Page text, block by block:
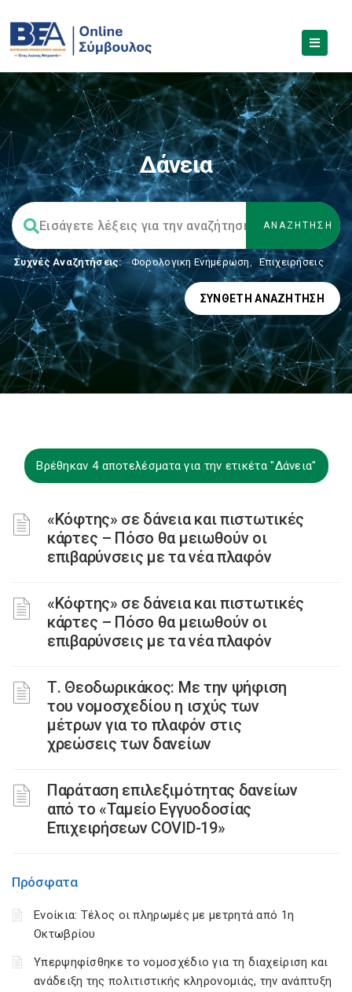
Δάνεια
Συχνές Αναζητήσεις: Φορολογικη Ενημέρωση, Επιχειρήσεις
ΣΎΝΘΕΤΗ ΑΝΑΖΉΤΗΣΗ
Βρέθηκαν 4 αποτελέσματα για την ετικέτα "Δάνεια"
«Κόφτης» σε δάνεια και πιστωτικές
κάρτες – Πόσο θα μειωθούν οι
επιβαρύνσεις με τα νέα πλαφόν
«Κόφτης» σε δάνεια και πιστωτικές
κάρτες – Πόσο θα μειωθούν οι
επιβαρύνσεις με τα νέα πλαφόν
Τ. Θεοδωρικάκος: Με την ψήφιση
του νομοσχεδίου η ισχύς των
μέτρων για το πλαφόν στις
χρεώσεις των δανείων
Παράταση επιλεξιμότητας δανείων
από το «Ταμείο Εγγυοδοσίας
Επιχειρήσεων COVID-19»
Πρόσφατα
Ενοίκια: Τέλος οι πληρωμές με μετρητά από 1η
Οκτωβρίου
Υπερψηφίσθηκε το νομοσχέδιο για τη διαχείριση και
ανάδειξη της πολιτιστικής κληρονομιάς, την ανάπτυξη